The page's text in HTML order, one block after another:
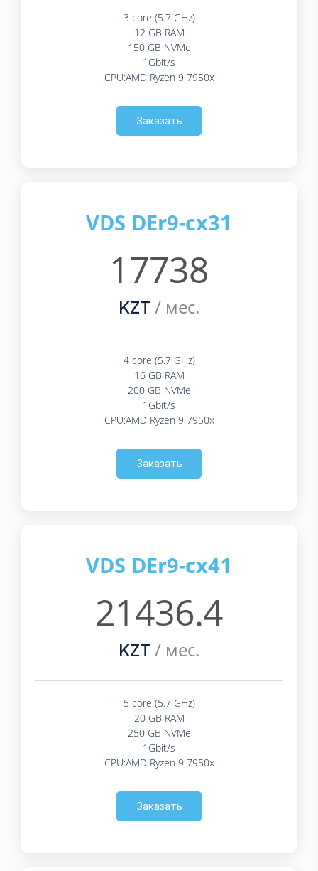
3 core (5.7 GHz)
12 GB RAM
150 GB NVMe
1Gbit/s
CPU:AMD Ryzen 9 7950x
Заказать
VDS DEr9-cx31
17738
KZT / мес.
4 core (5.7 GHz)
16 GB RAM
200 GB NVMe
1Gbit/s
CPU:AMD Ryzen 9 7950x
Заказать
VDS DEr9-cx41
21436.4
KZT / мес.
5 core (5.7 GHz)
20 GB RAM
250 GB NVMe
1Gbit/s
CPU:AMD Ryzen 9 7950x
Заказать